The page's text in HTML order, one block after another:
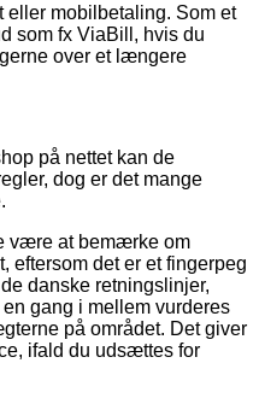
eller mobilbetaling. Som et
som fx ViaBill, hvis du
over et længere
på nettet kan de
dog er det mange
være at bemærke om
eftersom det er et fingerpeg
danske retningslinjer,
gang i mellem vurderes
på området. Det giver
ifald du udsættes for